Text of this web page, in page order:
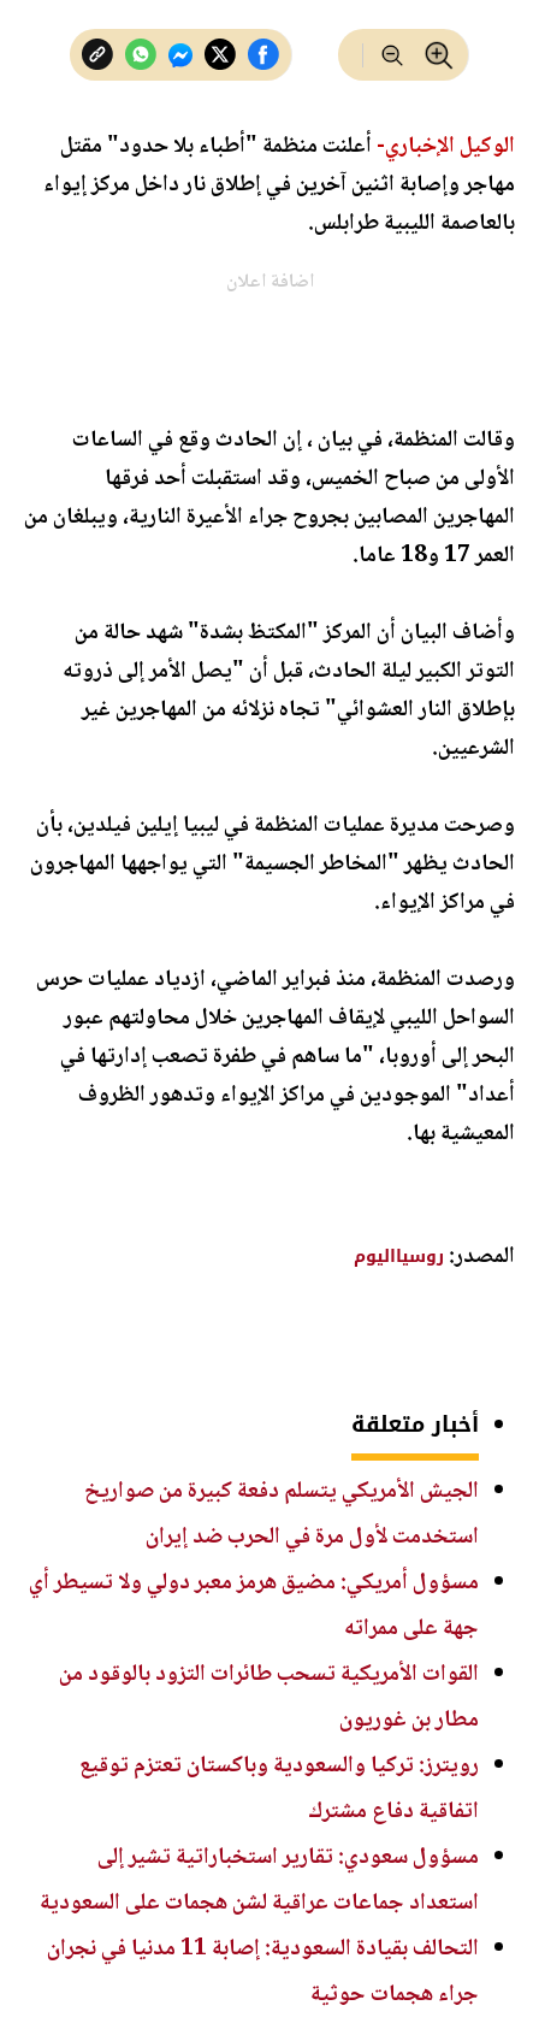
الوكيل الإخباري-أعلنت منظمة "أطباء بلا حدود" مقتل
مهاجر وإصابة اثنين آخرين في إطلاق نار داخل مركز إيواء
بالعاصمة الليبية طرابلس.
اضافة اعلان
وقالت المنظمة، في بيان ، إن الحادث وقع في الساعات
الأولى من صباح الخميس، وقد استقبلت أحد فرقها
المهاجرين المصابين بجروح جراء الأعيرة النارية، ويبلغان من
العمر 17 و18 عاما.
وأضاف البيان أن المركز "المكتظ بشدة" شهد حالة من
التوتر الكبير ليلة الحادث، قبل أن "يصل الأمر إلى ذروته
بإطلاق النار العشوائي" تجاه نزلائه من المهاجرين غير
الشرعيين.
وصرحت مديرة عمليات المنظمة في ليبيا إيلين فيلدين، بأن
الحادث يظهر "المخاطر الجسيمة" التي يواجهها المهاجرون
في مراكز الإيواء.
ورصدت المنظمة، منذ فبراير الماضي، ازدياد عمليات حرس
السواحل الليبي لإيقاف المهاجرين خلال محاولتهم عبور
البحر إلى أوروبا، "ما ساهم في طفرة تصعب إدارتها في
أعداد" الموجودين في مراكز الإيواء وتدهور الظروف
المعيشية بها.
المصدر: روسيااليوم
أخبار متعلقة
الجيش الأمريكي يتسلم دفعة كبيرة من صواريخ
استخدمت لأول مرة في الحرب ضد إيران
مسؤول أمريكي: مضيق هرمز معبر دولي ولا تسيطر أي
جهة على ممراته
القوات الأمريكية تسحب طائرات التزود بالوقود من
مطار بن غوريون
رويترز: تركيا والسعودية وباكستان تعتزم توقيع
اتفاقية دفاع مشترك
مسؤول سعودي: تقارير استخباراتية تشير إلى
استعداد جماعات عراقية لشن هجمات على السعودية
التحالف بقيادة السعودية: إصابة 11 مدنيا في نجران
جراء هجمات حوثية